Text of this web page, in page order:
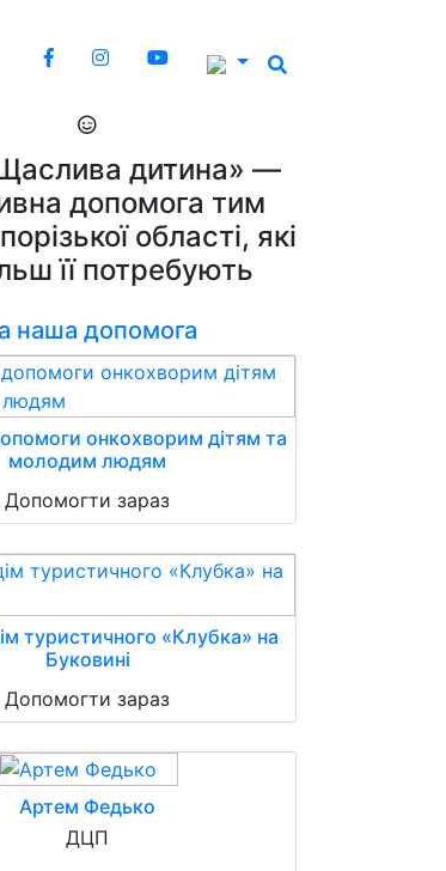
дитина» —
допомога тим
області, які
її потребують
наша допомога
онкохворим дітям та
молодим людям
Допомогти зараз
туристичного «Клубка» на
Буковині
Допомогти зараз
Артем Федько
ДЦП